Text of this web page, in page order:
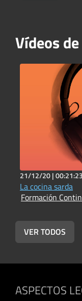
Vídeos
21/12/20 |00:21:23
La cocina sarda
Formación
VER TODOS
ASPECTOS